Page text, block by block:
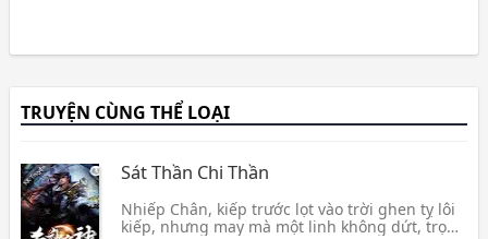
TRUYỆN CÙNG THỂ LOẠI
Sát Thần Chi Thần
Nhiếp Chân, kiếp trước lọt vào trời ghen tỵ lôi
kiếp, nhưng may mà một linh không dứt, trọng